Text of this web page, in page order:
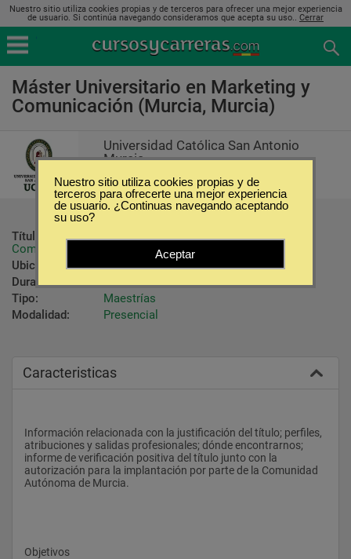
Nuestro sitio utiliza cookies propias y de terceros para ofrecer una mejor experiencia
de usuario. Si continúa navegando consideramos que acepta su uso.. Cerrar
Máster Universitario en Marketing y
Comunicación (Murcia, Murcia)
Universidad Católica San Antonio
Murcia
Título ofrecido:
Máster Universitario en Marketing y
Comunicación
Ubicación:
Murcia - Murcia
Duración:
1 Año
Tipo:
Maestrías
Modalidad:
Presencial
Caracteristicas
Información relacionada con la justificación del título; perfiles,
atribuciones y salidas profesionales; dónde encontrarnos;
informe de verificación positiva del título junto con la
autorización para la implantación por parte de la Comunidad
Autónoma de Murcia.
Objetivos
Nuestro sitio utiliza cookies propias y de
terceros para ofrecerte una mejor experiencia
de usuario. ¿Continuas navegando aceptando
su uso?
Aceptar